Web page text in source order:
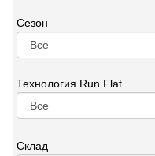
Сезон
Технология Run Flat
Склад